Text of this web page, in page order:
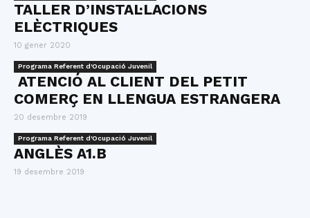
TALLER D’INSTAL·LACIONS
ELÈCTRIQUES
10 gener 2020
Programa Referent d'Ocupació Juvenil
ATENCIÓ AL CLIENT DEL PETIT
COMERÇ EN LLENGUA ESTRANGERA
20 desembre 2019
Programa Referent d'Ocupació Juvenil
ANGLÈS A1.B
19 desembre 2019